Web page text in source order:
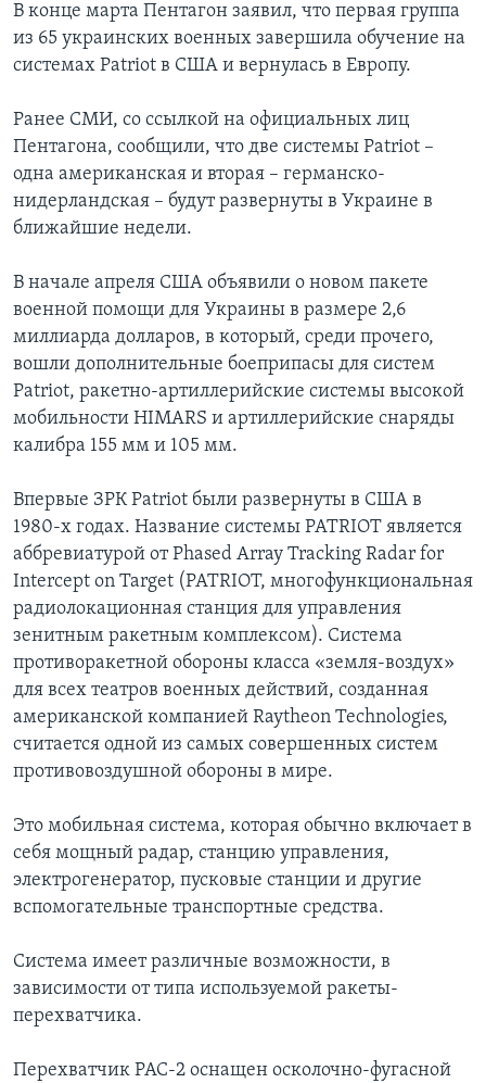
В конце марта Пентагон заявил, что первая группа
из 65 украинских военных завершила обучение на
системах Patriot в США и вернулась в Европу.
Ранее СМИ, со ссылкой на официальных лиц
Пентагона, сообщили, что две системы Patriot –
одна американская и вторая – германско-
нидерландская – будут развернуты в Украине в
ближайшие недели.
В начале апреля США объявили о новом пакете
военной помощи для Украины в размере 2,6
миллиарда долларов, в который, среди прочего,
вошли дополнительные боеприпасы для систем
Patriot, ракетно-артиллерийские системы высокой
мобильности HIMARS и артиллерийские снаряды
калибра 155 мм и 105 мм.
Впервые ЗРК Patriot были развернуты в США в
1980-х годах. Название системы PATRIOT является
аббревиатурой от Phased Array Tracking Radar for
Intercept on Target (PATRIOT, многофункциональная
радиолокационная станция для управления
зенитным ракетным комплексом). Система
противоракетной обороны класса «земля-воздух»
для всех театров военных действий, созданная
американской компанией Raytheon Technologies,
считается одной из самых совершенных систем
противовоздушной обороны в мире.
Это мобильная система, которая обычно включает в
себя мощный радар, станцию управления,
электрогенератор, пусковые станции и другие
вспомогательные транспортные средства.
Система имеет различные возможности, в
зависимости от типа используемой ракеты-
перехватчика.
Перехватчик PAC-2 оснащен осколочно-фугасной